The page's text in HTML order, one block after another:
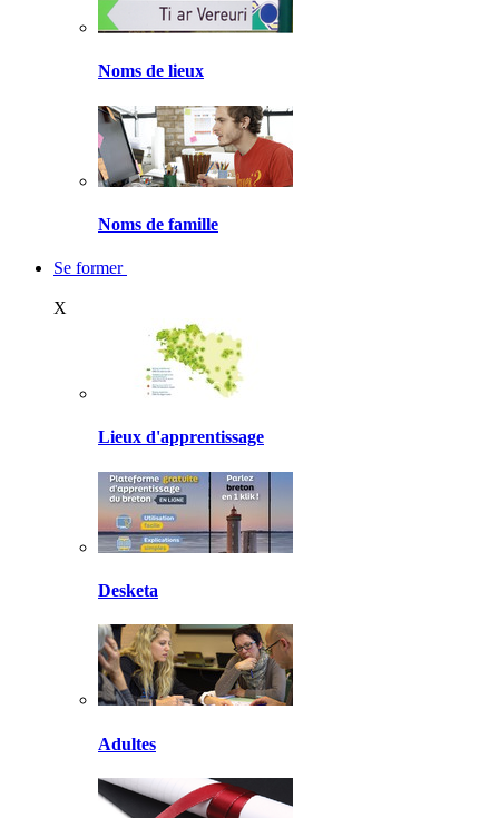
Noms de lieux
Noms de famille
Se former
X
Lieux d'apprentissage
Desketa
Adultes